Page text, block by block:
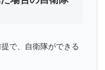
で、自衛隊ができる